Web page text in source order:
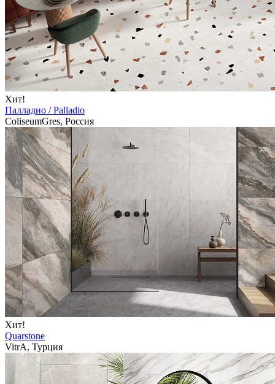
Хит!
Палладио / Palladio
ColiseumGres, Россия
Хит!
Quarstone
VitrA, Турция